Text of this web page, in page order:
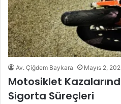
Av. Çiğdem Baykara Mayıs 2,
Motosiklet
Sigorta Süreçleri